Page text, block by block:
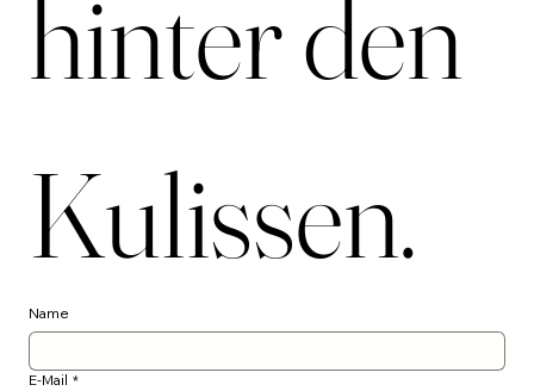
hinter den
Kulissen.
Name
E-Mail *